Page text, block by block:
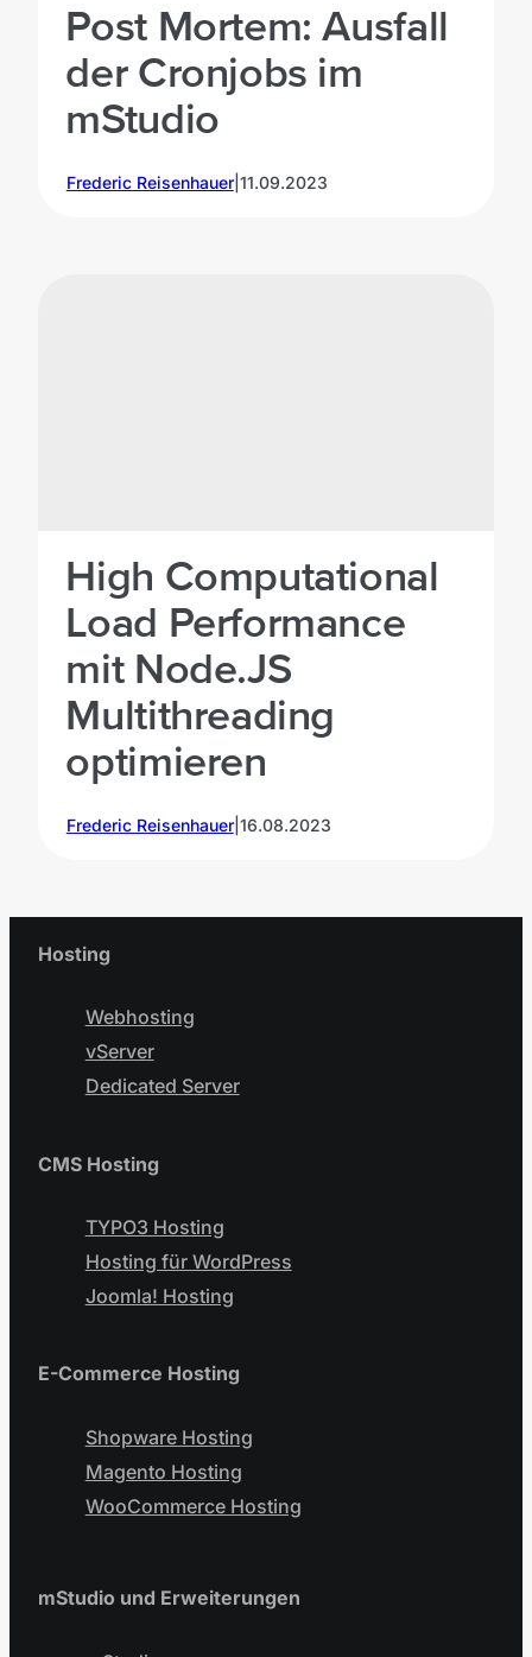
Post Mortem: Ausfall
der Cronjobs im
mStudio
Frederic Reisenhauer| 11.09.2023
High Computational
Load Performance
mit Node.JS
Multithreading
optimieren
Frederic Reisenhauer| 16.08.2023
Hosting
Webhosting
vServer
Dedicated Server
CMS Hosting
TYPO3 Hosting
Hosting für WordPress
Joomla! Hosting
E-Commerce Hosting
Shopware Hosting
Magento Hosting
WooCommerce Hosting
mStudio und Erweiterungen